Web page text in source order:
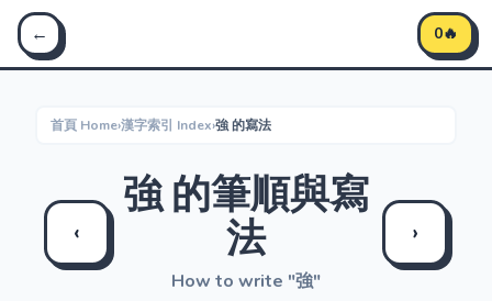
Stroke Master 筆順大師 - 學習中文筆順
←
0🔥
首頁 Home›漢字索引 Index›強 的寫法
‹
強 的筆順與寫
法
How to write "強"
›